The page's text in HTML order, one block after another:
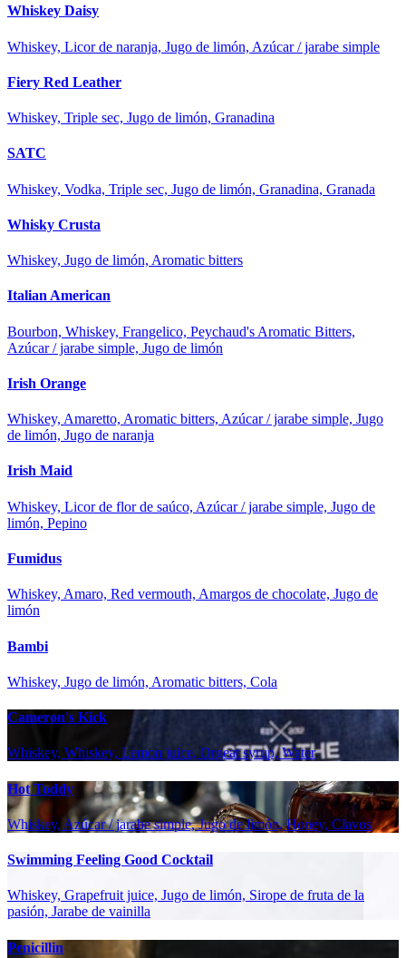
Whiskey Daisy
Whiskey, Licor de naranja, Jugo de limón, Azúcar / jarabe simple
Fiery Red Leather
Whiskey, Triple sec, Jugo de limón, Granadina
SATC
Whiskey, Vodka, Triple sec, Jugo de limón, Granadina, Granada
Whisky Crusta
Whiskey, Jugo de limón, Aromatic bitters
Italian American
Bourbon, Whiskey, Frangelico, Peychaud's Aromatic Bitters,
Azúcar / jarabe simple, Jugo de limón
Irish Orange
Whiskey, Amaretto, Aromatic bitters, Azúcar / jarabe simple, Jugo
de limón, Jugo de naranja
Irish Maid
Whiskey, Licor de flor de saúco, Azúcar / jarabe simple, Jugo de
limón, Pepino
Fumidus
Whiskey, Amaro, Red vermouth, Amargos de chocolate, Jugo de
limón
Bambi
Whiskey, Jugo de limón, Aromatic bitters, Cola
Cameron's Kick
Whiskey, Whiskey, Lemon juice, Orgeat syrup, Water
Hot Toddy
Whiskey, Azúcar / jarabe simple, Jugo de limón, Honey, Clavos
Swimming Feeling Good Cocktail
Whiskey, Grapefruit juice, Jugo de limón, Sirope de fruta de la
pasión, Jarabe de vainilla
Penicillin